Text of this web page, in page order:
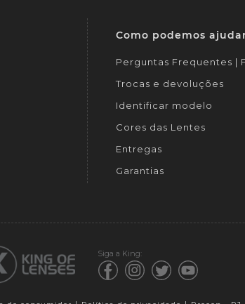
Como podemos
Perguntas Frequentes |
Trocas e devoluções
Identificar modelo
Cores das Lentes
Entregas
Garantias
Siga a King: